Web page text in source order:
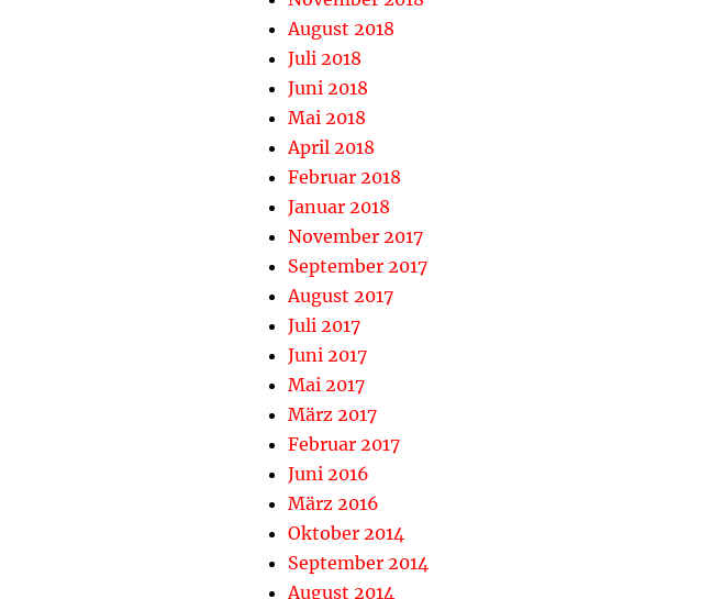
August 2018
Juli 2018
Juni 2018
Mai 2018
April 2018
Februar 2018
Januar 2018
November 2017
September 2017
August 2017
Juli 2017
Juni 2017
Mai 2017
März 2017
Februar 2017
Juni 2016
März 2016
Oktober 2014
September 2014
August 2014